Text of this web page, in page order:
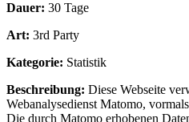
Dauer: 30 Tage
Art: 3rd Party
Kategorie: Statistik
Beschreibung: Diese Webseite
Webanalysedienst Matomo,
Die durch Matomo erhobenen